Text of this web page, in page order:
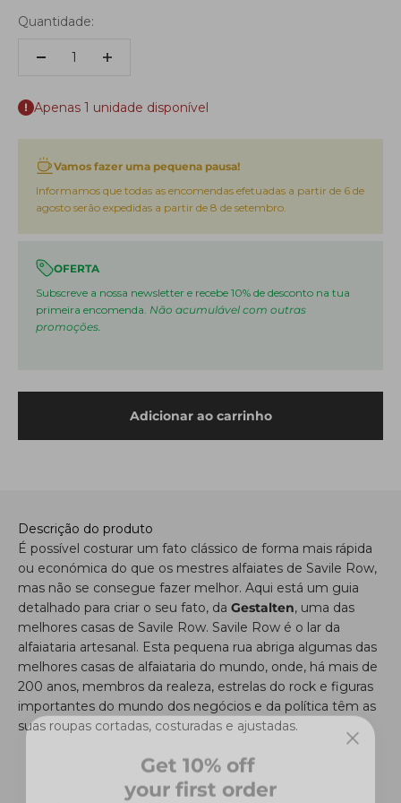
Quantidade:
Apenas 1 unidade disponível
Vamos fazer uma pequena pausa!
Informamos que todas as encomendas efetuadas a partir de 6 de
agosto serão expedidas a partir de 8 de setembro.
OFERTA
Subscreve a nossa newsletter e recebe 10% de desconto na tua
primeira encomenda. Não acumulável com outras
promoções.
Adicionar ao carrinho
Descrição do produto
É possível costurar um fato clássico de forma mais rápida
ou económica do que os mestres alfaiates de Savile Row,
mas não se consegue fazer melhor. Aqui está um guia
detalhado para criar o seu fato, da Gestalten, uma das
melhores casas de Savile Row. Savile Row é o lar da
alfaiataria artesanal. Esta pequena rua abriga algumas das
melhores casas de alfaiataria do mundo, onde, há mais de
200 anos, membros da realeza, estrelas do rock e figuras
importantes do mundo dos negócios e da política têm as
suas roupas cortadas, costuradas e ajustadas.
your first order